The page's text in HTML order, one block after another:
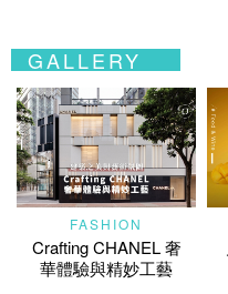
GALLERY
FASHION
Crafting CHANEL 奢
華體驗與精妙工藝